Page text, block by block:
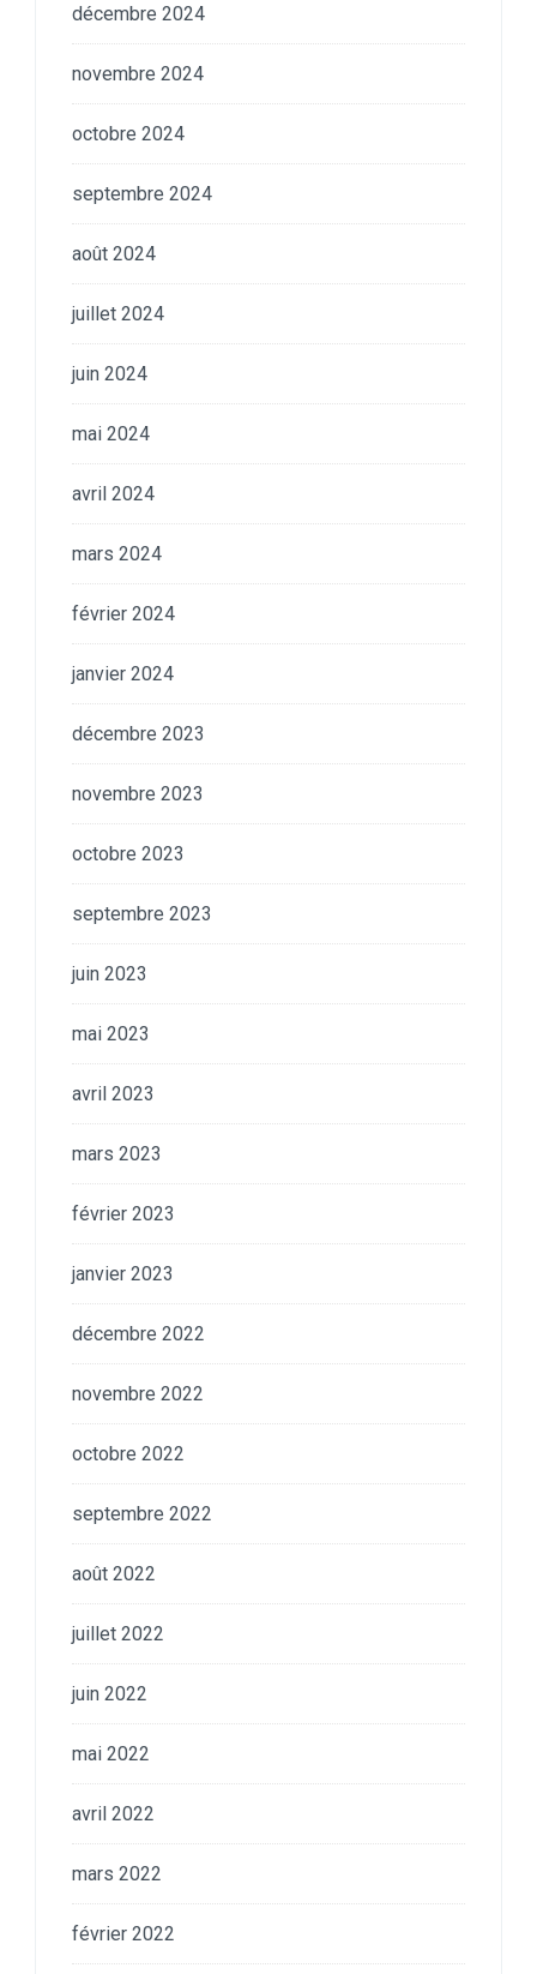
décembre 2024
novembre 2024
octobre 2024
septembre 2024
août 2024
juillet 2024
juin 2024
mai 2024
avril 2024
mars 2024
février 2024
janvier 2024
décembre 2023
novembre 2023
octobre 2023
septembre 2023
juin 2023
mai 2023
avril 2023
mars 2023
février 2023
janvier 2023
décembre 2022
novembre 2022
octobre 2022
septembre 2022
août 2022
juillet 2022
juin 2022
mai 2022
avril 2022
mars 2022
février 2022